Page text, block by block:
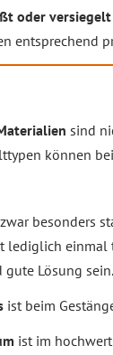
oder versiegelt
entsprechend
sind
können
besonders
lediglich einmal
gute Lösung sein.
ist beim
ist im